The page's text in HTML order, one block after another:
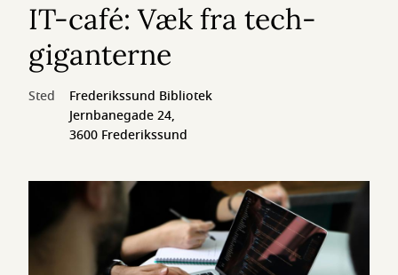
IT-café: Væk fra tech-
giganterne
Sted
Frederikssund Bibliotek
Jernbanegade 24,
3600 Frederikssund